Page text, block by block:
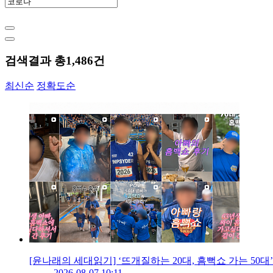
검색결과 총1,486건
최신순 정확도순
[윤나래의 세대읽기] ‘뜨개질하는 20대, 흠뻑쇼 가는 50